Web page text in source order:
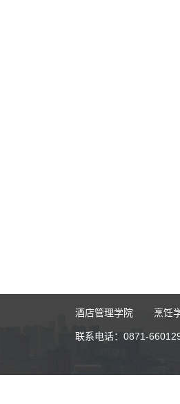
酒店管理学院 烹饪
联系电话：0871-